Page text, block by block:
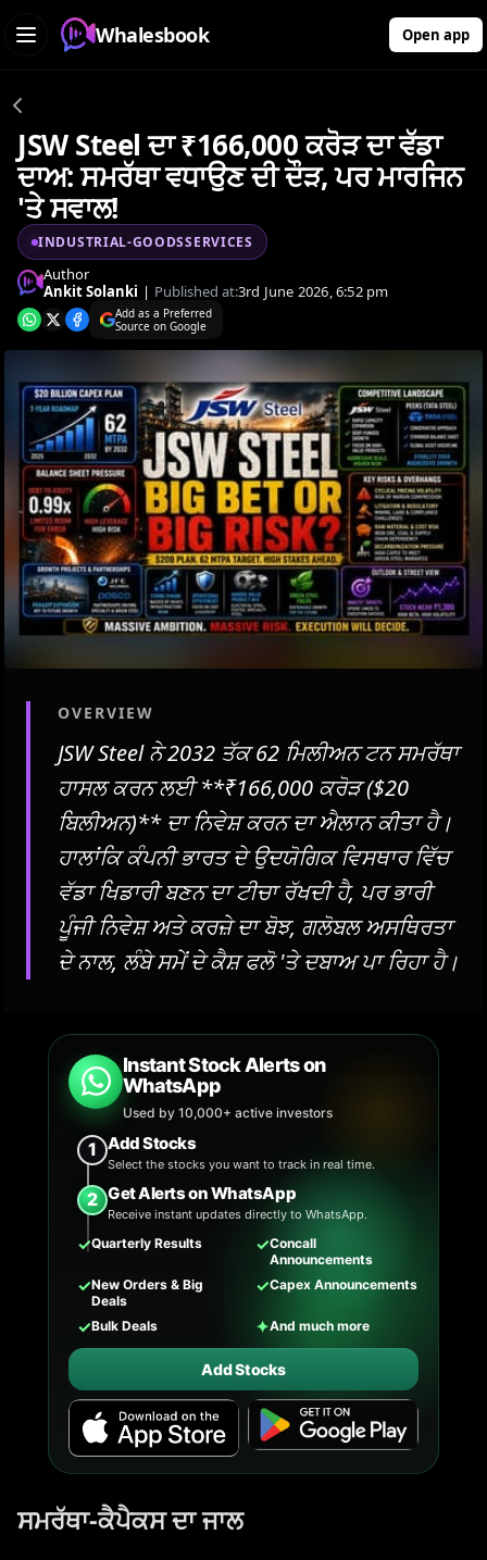
Whalesbook Open app
JSW Steel ਦਾ ₹166,000 ਕਰੋੜ ਦਾ ਵੱਡਾ
ਦਾਅ: ਸਮਰੱਥਾ ਵਧਾਉਣ ਦੀ ਦੌੜ, ਪਰ ਮਾਰਜਿਨ
'ਤੇ ਸਵਾਲ!
INDUSTRIAL-GOODSSERVICES
Author
Ankit Solanki | Published at:3rd June 2026, 6:52 pm
Add as a Preferred
Source on Google
OVERVIEW
JSW Steel ਨੇ 2032 ਤੱਕ 62 ਮਿਲੀਅਨ ਟਨ ਸਮਰੱਥਾ
ਹਾਸਲ ਕਰਨ ਲਈ **₹166,000 ਕਰੋੜ ($20
ਬਿਲੀਅਨ)** ਦਾ ਨਿਵੇਸ਼ ਕਰਨ ਦਾ ਐਲਾਨ ਕੀਤਾ ਹੈ।
ਹਾਲਾਂਕਿ ਕੰਪਨੀ ਭਾਰਤ ਦੇ ਉਦਯੋਗਿਕ ਵਿਸਥਾਰ ਵਿੱਚ
ਵੱਡਾ ਖਿਡਾਰੀ ਬਣਨ ਦਾ ਟੀਚਾ ਰੱਖਦੀ ਹੈ, ਪਰ ਭਾਰੀ
ਪੂੰਜੀ ਨਿਵੇਸ਼ ਅਤੇ ਕਰਜ਼ੇ ਦਾ ਬੋਝ, ਗਲੋਬਲ ਅਸਥਿਰਤਾ
ਦੇ ਨਾਲ, ਲੰਬੇ ਸਮੇਂ ਦੇ ਕੈਸ਼ ਫਲੋ 'ਤੇ ਦਬਾਅ ਪਾ ਰਿਹਾ ਹੈ।
Instant Stock Alerts on
WhatsApp
Used by 10,000+ active investors
1 Add Stocks
Select the stocks you want to track in real time.
2 Get Alerts on WhatsApp
Receive instant updates directly to WhatsApp.
✓Quarterly Results ✓Concall
Announcements
✓New Orders & Big
Deals
✓Capex Announcements
✓Bulk Deals ✦And much more
Add Stocks
ਸਮਰੱਥਾ-ਕੈਪੈਕਸ ਦਾ ਜਾਲ